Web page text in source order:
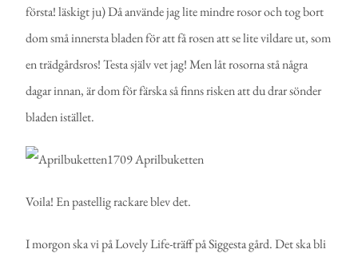
första! läskigt ju) Då använde jag lite mindre rosor och tog bort
dom små innersta bladen för att få rosen att se lite vildare ut, som
en trädgårdsros! Testa själv vet jag! Men låt rosorna stå några
dagar innan, är dom för färska så finns risken att du drar sönder
bladen istället.
Voila! En pastellig rackare blev det.
I morgon ska vi på Lovely Life-träff på Siggesta gård. Det ska bli